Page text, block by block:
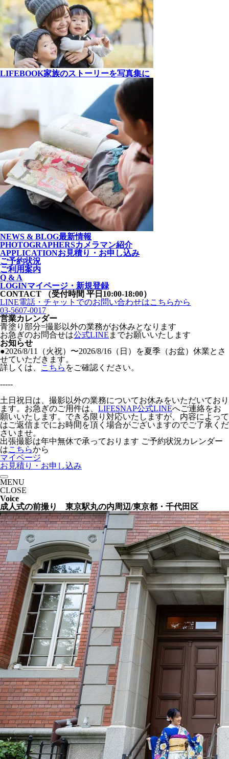
LIFEBOOK家族のストーリーを写真集に
NEWS & BLOG最新情報
PHOTOGRAPHERSカメラマン紹介
APPLICATIONお見積り・お申し込み
ご予約状況
ご利用案内
Q & A
LOGINマイページ・新規登録
CONTACT
（受付時間 平日10:00-18:00）
LINE電話・チャットでのお問い合わせはこちらから
03-5607-0017
営業カレンダー
青塗り 部分=撮影以外の業務がお休みとなります
お急ぎのお問合せは公式LINE までお願いいたします
お知らせ
●2026/8/11（火祝）〜2026/8/16（日）を夏季（お盆）休業とさ
せていただきます。
詳しくは、
こちら をご確認ください。
-----
土日祝日は、撮影以外の業務についてお休みをいただいており
ます。お急ぎのご用件は、 LIFESNAP公式LINEへご連絡をお
願いいたします。できる限り対応いたしますが、内容によって
はご返信までにお時間を頂く場合がございますのでご了承くだ
さいませ。
出張撮影は年中無休で承っております ご予約状況カレンダー
はこちらから
マイページ
お見積り・お申し込み
MENU
CLOSE
Voice
成人式の前撮り 東京駅丸の内周辺/東京都・千代田区